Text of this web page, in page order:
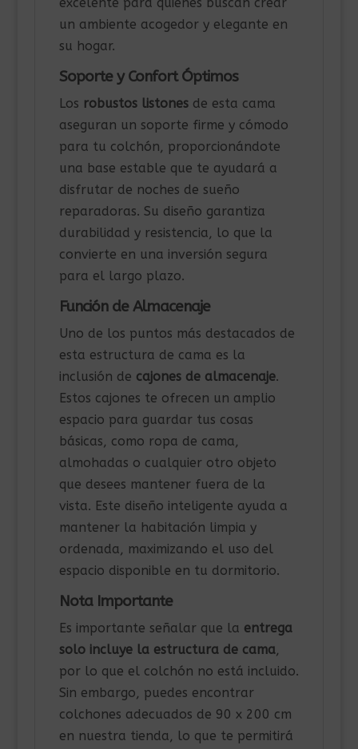
un ambiente acogedor y elegante en
su hogar.
Soporte y Confort Óptimos
Los robustos listonesde esta cama
aseguran un soporte firme y cómodo
para tu colchón, proporcionándote
una base estable que te ayudará a
disfrutar de noches de sueño
reparadoras. Su diseño garantiza
durabilidad y resistencia, lo que la
convierte en una inversión segura
para el largo plazo.
Función de Almacenaje
Uno de los puntos más destacados de
esta estructura de cama es la
inclusión de cajones de almacenaje.
Estos cajones te ofrecen un amplio
espacio para guardar tus cosas
básicas, como ropa de cama,
almohadas o cualquier otro objeto
que desees mantener fuera de la
vista. Este diseño inteligente ayuda a
mantener la habitación limpia y
ordenada, maximizando el uso del
espacio disponible en tu dormitorio.
Nota Importante
Es importante señalar que la entrega
solo incluye la estructura de cama,
por lo que el colchón no está incluido.
Sin embargo, puedes encontrar
colchones adecuados de 90 x 200 cm
en nuestra tienda, lo que te permitirá